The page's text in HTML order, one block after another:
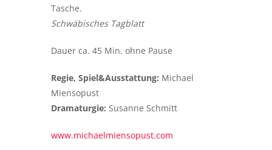
Tasche.
Schwäbisches Tagblatt
​Dauer ca. 45 Min. ohne Pause
Regie, Spiel&Ausstattung: Michael
Miensopust
Dramaturgie: Susanne Schmitt
​www.michaelmiensopust.com